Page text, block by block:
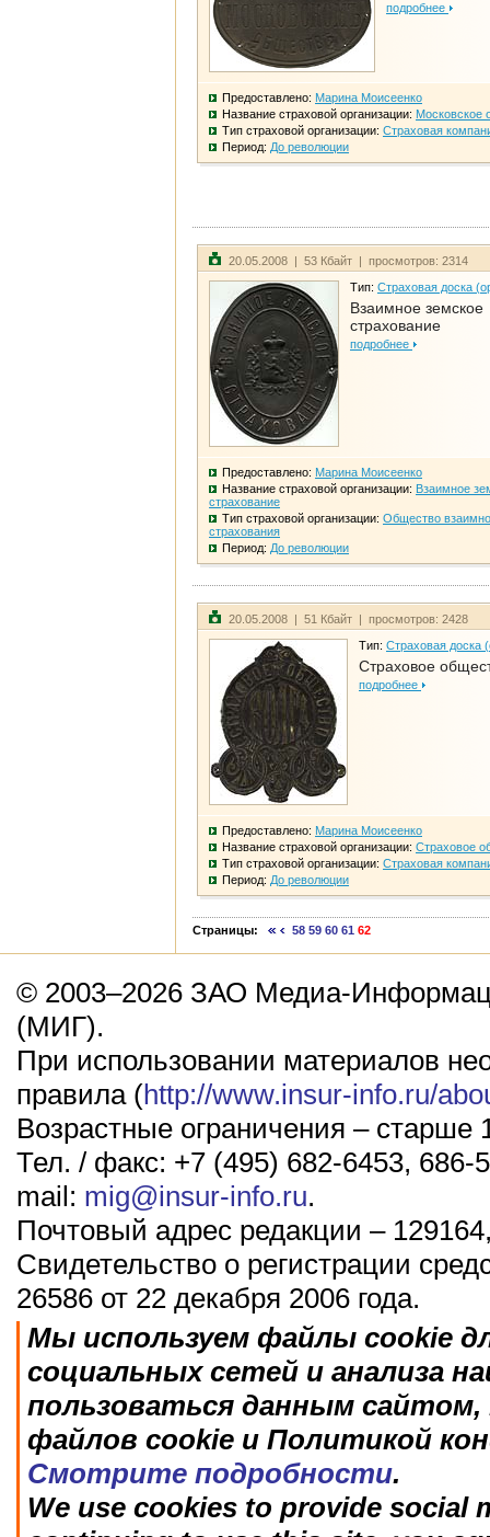
подробнее
Предоставлено: Марина Моисеенко
Название страховой организации: Московское
Тип страховой организации: Страховая
Период: До революции
20.05.2008 | 53 Кбайт | просмотров: 2314
Тип: Страховая доска
Взаимное земское
страхование
подробнее
Предоставлено: Марина Моисеенко
Название страховой организации: Взаимное
страхование
Тип страховой организации: Общество
страхования
Период: До революции
20.05.2008 | 51 Кбайт | просмотров: 2428
Тип: Страховая доска
Страховое
подробнее
Предоставлено: Марина Моисеенко
Название страховой организации: Страховое
Тип страховой организации: Страховая
Период: До революции
Страницы: 58 59 60 61 62
© 2003–2026 ЗАО Медиа-
(МИГ).
При использовании материалов
правила (http://www.insur-info.ru/
Возрастные ограничения – старше
Тел. / факс: +7 (495) 682-6453, 686-
mail: mig@insur-info.ru.
Почтовый адрес редакции –
Свидетельство о регистрации
26586 от 22 декабря 2006 года.
Мы используем файлы cookie
социальных сетей и анализа
пользоваться данным
файлов cookie и Политикой
Смотрите подробности.
We use cookies to provide social